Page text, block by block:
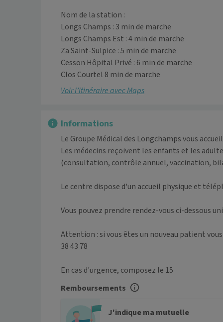
Nom de la station :
Longs Champs : 3 min de marche
Longs Champs Est : 4 min de marche
Za Saint-Sulpice : 5 min de marche
Cesson Hôpital Privé : 6 min de marche
Clos Courtel 8 min de marche
Voir l’itinéraire avec Maps
Informations
Le Groupe Médical des Longchamps vous
Les médecins reçoivent les enfants et les
(consultation, contrôle annuel, vaccination,
Le centre dispose d'un accueil physique et
Vous pouvez prendre rendez-vous ci-dessous
Attention : si vous êtes un nouveau patient
38 43 78
Remboursements
J'indique ma mutuelle